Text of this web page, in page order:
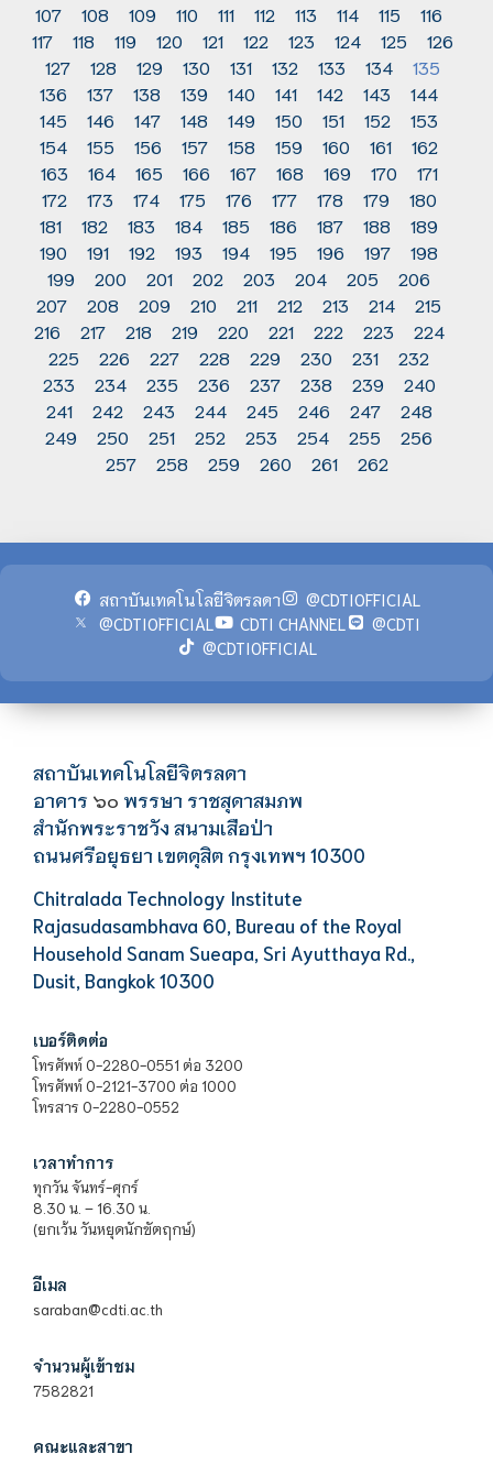
107
108 109 110 111 112 113 114 115
116
117
118 119 120 121 122 123 124 125
126
127
128 129 130 131 132 133 134
135
136
137 138 139 140 141 142 143
144
145
146 147 148 149 150 151 152
153
154
155 156 157 158 159 160 161
162
163
164 165 166 167 168 169 170
171
172
173 174 175 176 177 178 179
180
181
182 183 184 185 186 187 188
189
190
191 192 193 194 195 196 197
198
199
200 201 202 203 204 205
206
207
208 209 210 211 212 213 214
215
216
217 218 219 220 221 222 223
224
225
226 227 228 229 230 231
232
233
234 235 236 237 238 239
240
241
242 243 244 245 246 247
248
249
250 251 252 253 254 255
256
257
258 259 260 261 262
สถาบันเทคโนโลยีจิตรลดา
@CDTIOFFICIAL
@CDTIOFFICIAL
CDTI CHANNEL
@CDTI
@CDTIOFFICIAL
สถาบันเทคโนโลยีจิตรลดา
อาคาร ๖๐ พรรษา ราชสุดาสมภพ
สำนักพระราชวัง สนามเสือป่า
ถนนศรีอยุธยา เขตดุสิต กรุงเทพฯ 10300
Chitralada Technology Institute
Rajasudasambhava 60, Bureau of the Royal
Household Sanam Sueapa, Sri Ayutthaya Rd.,
Dusit, Bangkok 10300
เบอร์ติดต่อ
โทรศัพท์ 0-2280-0551 ต่อ 3200
โทรศัพท์ 0-2121-3700 ต่อ 1000
โทรสาร 0-2280-0552
เวลาทำการ
ทุกวัน จันทร์-ศุกร์
8.30 น. – 16.30 น.
(ยกเว้น วันหยุดนักขัตฤกษ์)
อีเมล
saraban@cdti.ac.th
จำนวนผู้เข้าชม
7582821
คณะและสาขา